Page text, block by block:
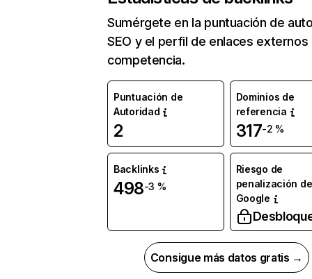
Sumérgete en la puntuación de
SEO y el perfil de enlaces externos
competencia.
Puntuación de
Autoridad
2
Dominios de
referencia
317-2 %
Backlinks
498-3 %
Riesgo de
penalización de
Google
Consigue más datos gratis →